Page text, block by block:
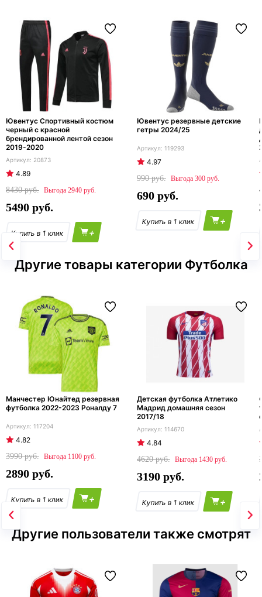
Ювентус Спортивный костюм
черный c красной
брендированной лентой сезон
2019-2020
20873
4.89
8430
2940
5490
+
Ювентус резервные детские
гетры 2024/25
119293
4.97
990
300
690
+
Другие товары категории Футболка
Манчестер Юнайтед резервная
футболка 2022-2023 Роналду 7
117204
4.82
3990
1100
2890
+
Детская футболка Атлетико
Мадрид домашняя сезон
2017/18
114670
4.84
4620
1430
3190
+
Другие пользователи также смотрят